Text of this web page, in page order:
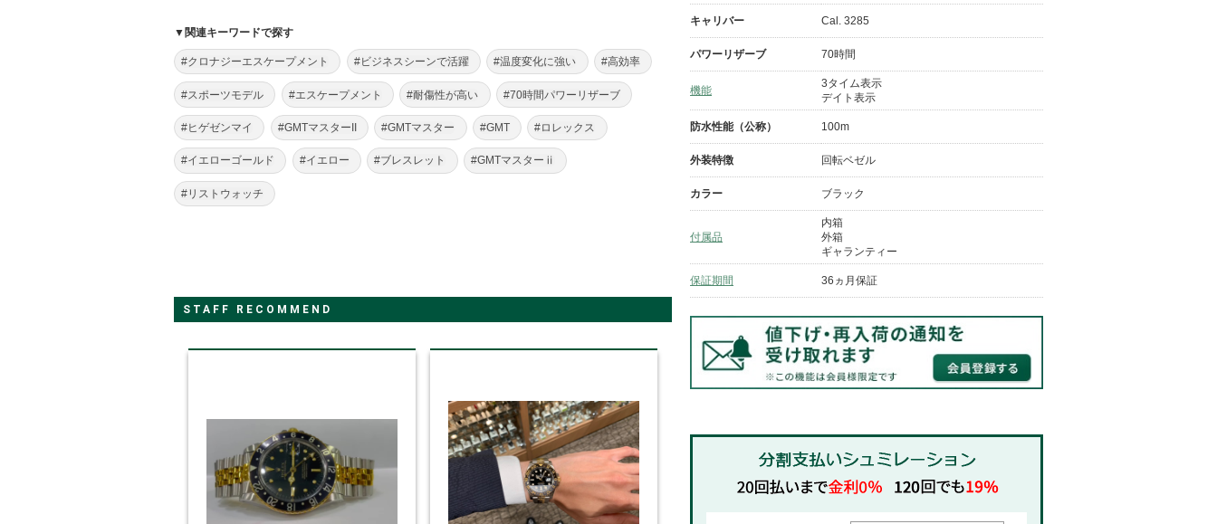
▼関連キーワードで探す
#クロナジーエスケープメント #ビジネスシーンで活躍 #温度変化に強い #高効率
#スポーツモデル #エスケープメント #耐傷性が高い #70時間パワーリザーブ
#ヒゲゼンマイ #GMTマスターII #GMTマスター #GMT #ロレックス
#イエローゴールド #イエロー #ブレスレット #GMTマスターⅱ
#リストウォッチ
STAFF RECOMMEND
キャリバー Cal. 3285
パワーリザーブ 70時間
機能
3タイム表示
デイト表示
防水性能（公称） 100m
外装特徴 回転ベゼル
カラー ブラック
付属品
内箱
外箱
ギャランティー
保証期間 36ヵ月保証